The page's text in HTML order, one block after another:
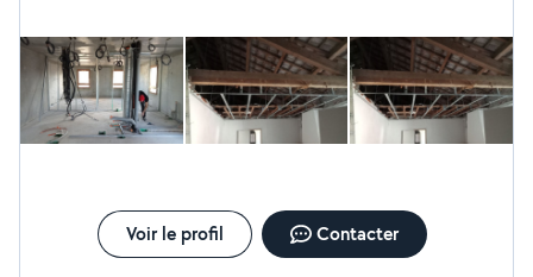
Voir le profil Contacter